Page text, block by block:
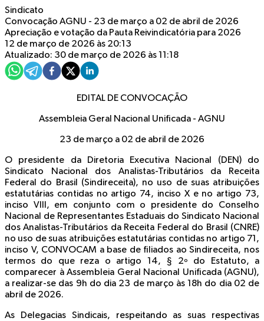
Sindicato
Convocação AGNU - 23 de março a 02 de abril de 2026
Apreciação e votação da Pauta Reivindicatória para 2026
12 de março de 2026 às 20:13
Atualizado: 30 de março de 2026 às 11:18
EDITAL DE CONVOCAÇÃO
Assembleia Geral Nacional Unificada - AGNU
23 de março a 02 de abril de 2026
O presidente da Diretoria Executiva Nacional (DEN) do
Sindicato Nacional dos Analistas-Tributários da Receita
Federal do Brasil (Sindireceita), no uso de suas atribuições
estatutárias contidas no artigo 74, inciso X e no artigo 73,
inciso VIII, em conjunto com o presidente do Conselho
Nacional de Representantes Estaduais do Sindicato Nacional
dos Analistas-Tributários da Receita Federal do Brasil (CNRE)
no uso de suas atribuições estatutárias contidas no artigo 71,
inciso V, CONVOCAM a base de filiados ao Sindireceita, nos
termos do que reza o artigo 14, § 2º do Estatuto, a
comparecer à Assembleia Geral Nacional Unificada (AGNU),
a realizar-se das 9h do dia 23 de março às 18h do dia 02 de
abril de 2026.
As Delegacias Sindicais, respeitando as suas respectivas